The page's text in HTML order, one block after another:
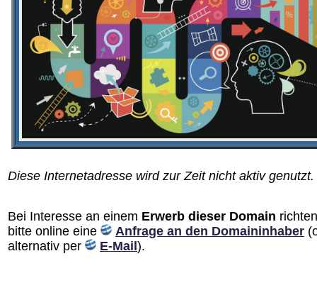
Diese Internetadresse wird zur Zeit nicht aktiv genutzt.
Bei Interesse an einem Erwerb dieser Domain
bitte online eine
Anfrage an den Domain­inhaber
alternativ per
E-Mail ).